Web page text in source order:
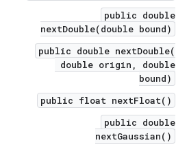
public double
nextDouble(double bound)
public double nextDouble(
double origin, double
bound)
public float nextFloat()
public double
nextGaussian()